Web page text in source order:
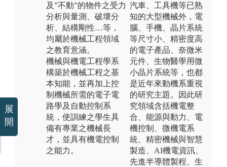
及”不動”的物件之受力
分析與量測、破壞分
析、結構剛性…等，
均屬於機械工程領域
之教育意涵。
機械與機電工程學系
構築於機械工程之基
本知能，並再加上控
制機械所需的電子電
路學及自動控制系
統，使訓練之學生具
備有專業之機械長
才，並具有機電控制
之能力。
汽車、工具機等已熟
知的大型機械外，電
腦、手機、晶片系統
等尺寸小、精密度高
的電子產品、奈微米
元件、生物醫學用微
小晶片系統等，也都
是近年來動機系重視
的研究主題。因此研
究領域含括機電整
合、能源與動力、電
機控制、微機電系
統、精密機械與智慧
製造、AI機電資訊、
先進半導體製程、生
展
開